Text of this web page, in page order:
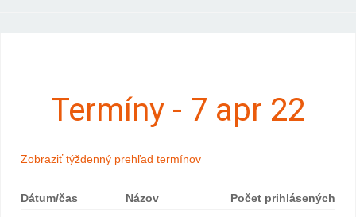
Termíny - 7 apr 22
Zobraziť týždenný prehľad termínov
Dátum/čas Názov Počet prihlásených